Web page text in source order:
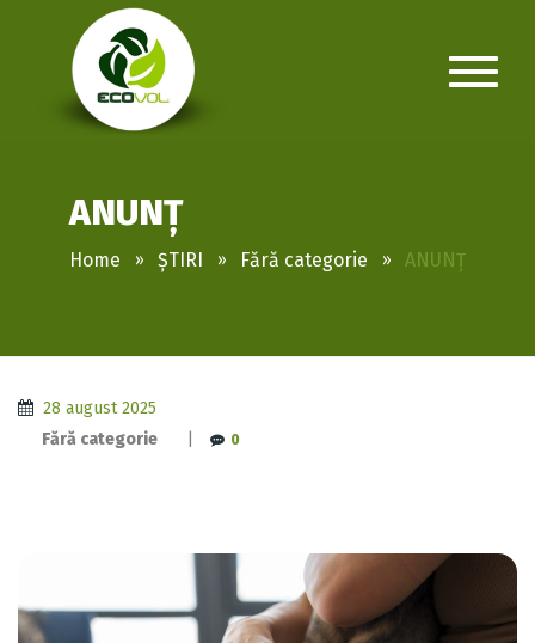
ANUNȚ
Home ȘTIRI Fără categorie ANUNȚ
28 august 2025
Fără categorie
0